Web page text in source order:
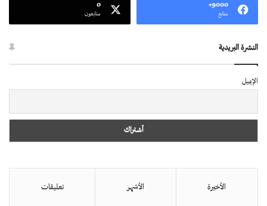
9000+
متابع
0
متابعون
النشرة البريدية
الإيميل
الأخيرة الأشهر تعليقات